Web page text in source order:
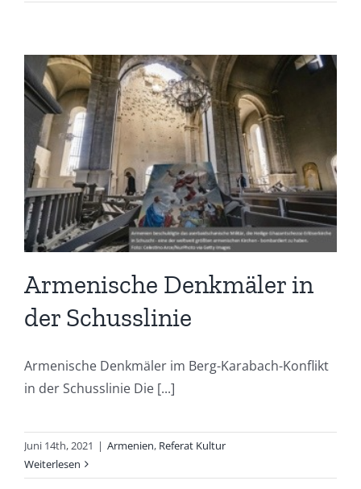
Armenische Denkmäler in
der Schusslinie
Armenische Denkmäler im Berg-Karabach-Konflikt
in der Schusslinie Die [...]
Juni 14th, 2021 | Armenien, Referat Kultur
Weiterlesen